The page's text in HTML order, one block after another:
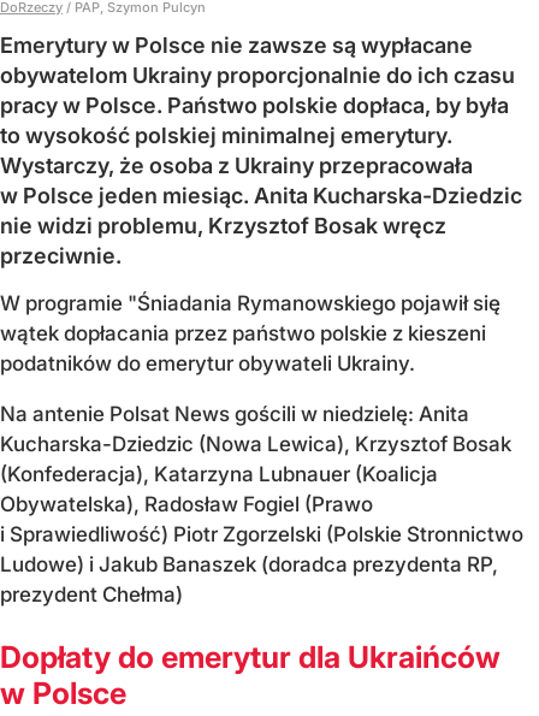
DoRzeczy / PAP, Szymon Pulcyn
Emerytury w Polsce nie zawsze są wypłacane
obywatelom Ukrainy proporcjonalnie do ich czasu
pracy w Polsce. Państwo polskie dopłaca, by była
to wysokość polskiej minimalnej emerytury.
Wystarczy, że osoba z Ukrainy przepracowała
w Polsce jeden miesiąc. Anita Kucharska-Dziedzic
nie widzi problemu, Krzysztof Bosak wręcz
przeciwnie.
W programie "Śniadania Rymanowskiego pojawił się
wątek dopłacania przez państwo polskie z kieszeni
podatników do emerytur obywateli Ukrainy.
Na antenie Polsat News gościli w niedzielę: Anita
Kucharska-Dziedzic (Nowa Lewica), Krzysztof Bosak
(Konfederacja), Katarzyna Lubnauer (Koalicja
Obywatelska), Radosław Fogiel (Prawo
i Sprawiedliwość) Piotr Zgorzelski (Polskie Stronnictwo
Ludowe) i Jakub Banaszek (doradca prezydenta RP,
prezydent Chełma)
Dopłaty do emerytur dla Ukraińców
w Polsce